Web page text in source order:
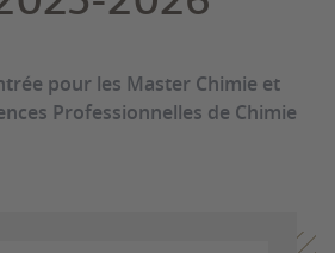
pour les Master Chimie et
Professionnelles de Chimie